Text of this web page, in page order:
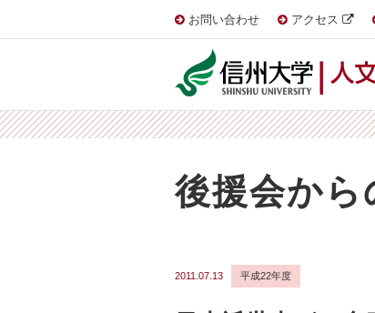
お問い合わせ アクセス
後援会から
2011.07.13 平成22年度